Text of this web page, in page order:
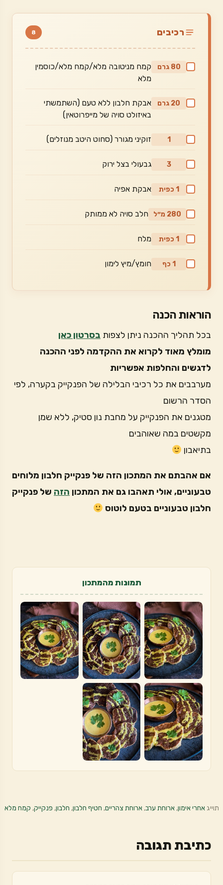
רכיבים 8
80 גרם
קמח מניטובה מלא/קמח מלא/כוסמין
מלא
20 גרם
אבקת חלבון ללא טעם (השתמשתי
באיזולט סויה של מייפרוטאין)
1 זוקיני מגורר (סחוט היטב מנוזלים)
3 גבעולי בצל ירוק
1 כפית אבקת אפיה
280 מ״ל חלב סויה לא ממותק
1 כפית מלח
1 כף חומץ/מיץ לימון
הוראות הכנה
בכל תהליך ההכנה ניתן לצפות בסרטון כאן
מומלץ מאוד לקרוא את ההקדמה לפני ההכנה
לדגשים והחלפות אפשריות
מערבבים את כל רכיבי הבלילה של הפנקייק בקערה, לפי
הסדר הרשום
מטגנים את הפנקייק על מחבת נון סטיק, ללא שמן
מקשטים במה שאוהבים
בתיאבון
אם אהבתם את המתכון הזה של פנקייק חלבון מלוחים
טבעוניים, אולי תאהבו גם את המתכון הזה של פנקייק
חלבון טבעוניים בטעם לוטוס
תמונות מהמתכון
תוייגאחרי אימון,ארוחת ערב,ארוחת צהריים, חטיף חלבון, חלבון, פנקייק, קמח מלא
כתיבת תגובה